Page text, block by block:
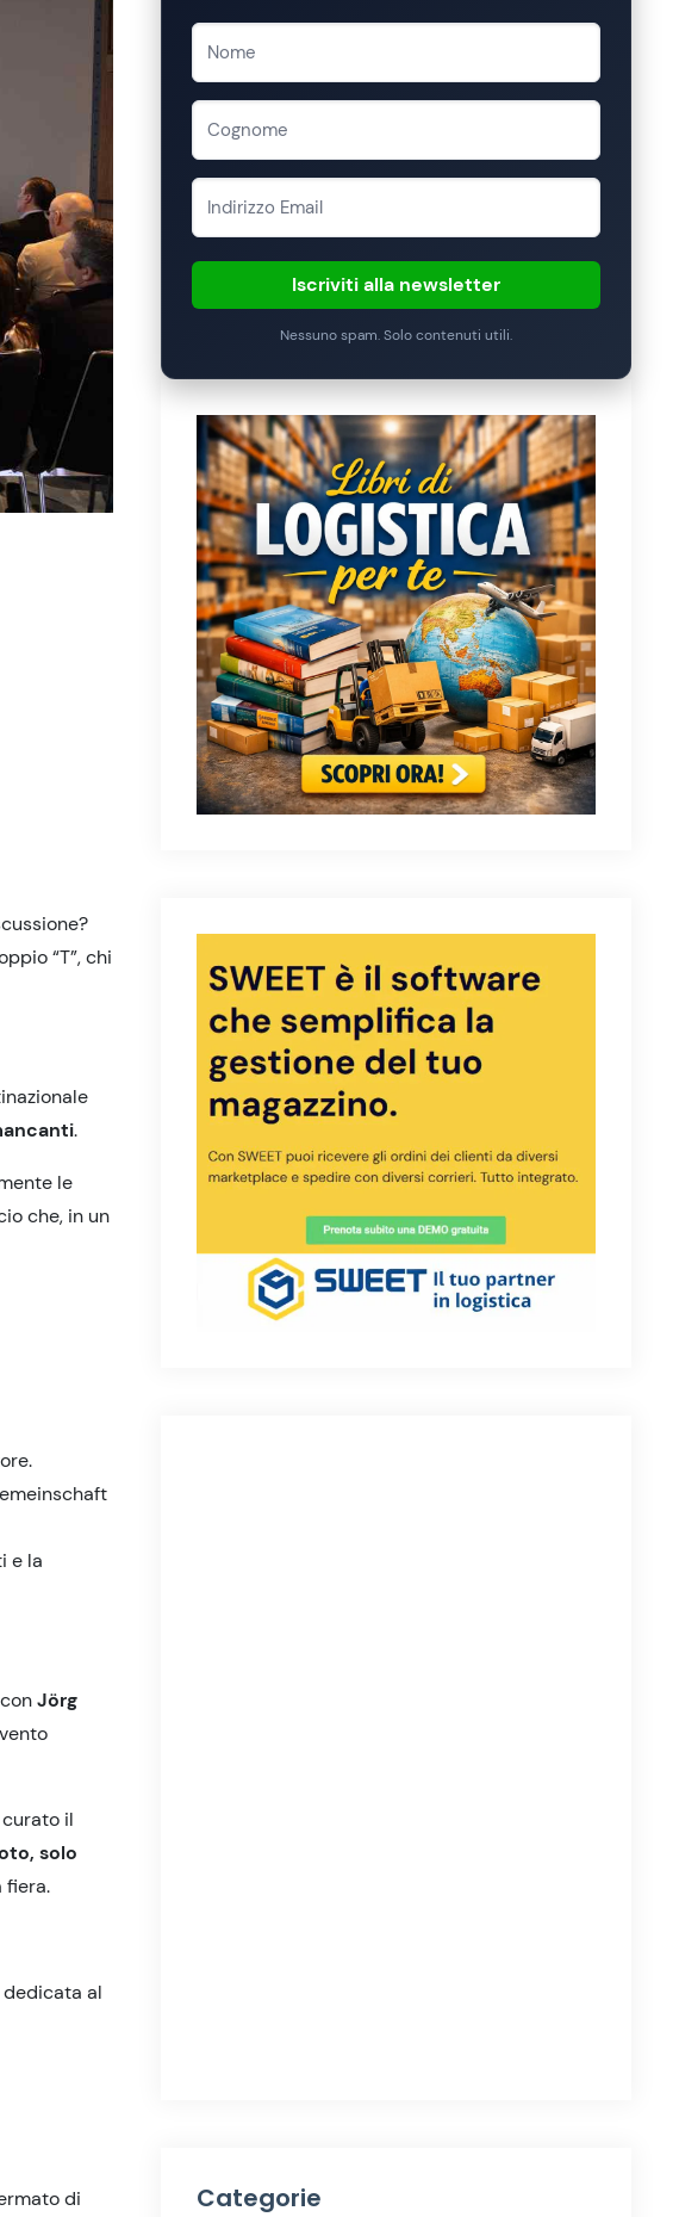
“T”, chi
.
le
che, in un
e la
Jörg
il
solo
fiera.
dedicata al
di
Iscriviti alla newsletter
Nessuno spam. Solo contenuti utili.
Categorie